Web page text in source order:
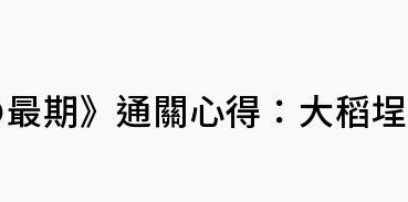
最期》通關心得：大稻